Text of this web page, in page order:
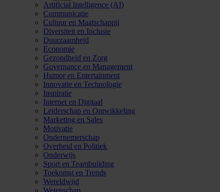
Artificial Intelligence (AI)
Communicatie
Cultuur en Maatschappij
Diversiteit en Inclusie
Duurzaamheid
Economie
Gezondheid en Zorg
Governance en Management
Humor en Entertainment
Innovatie en Technologie
Inspiratie
Internet en Digitaal
Leiderschap en Ontwikkeling
Marketing en Sales
Motivatie
Ondernemerschap
Overheid en Politiek
Onderwijs
Sport en Teambuilding
Toekomst en Trends
Wereldwijd
Wetenschap